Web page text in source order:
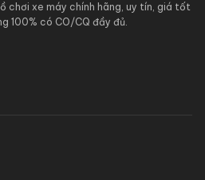
chơi xe máy chính hãng, uy tín, giá tốt
100% có CO/CQ đầy đủ.